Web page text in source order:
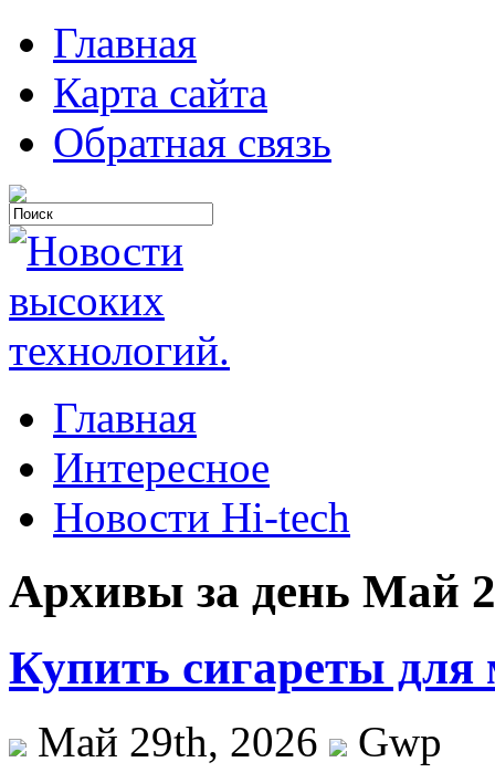
Главная
Карта сайта
Обратная связь
Главная
Интересное
Новости Hi-tech
Архивы за день Май
Купить сигареты для
Май 29th, 2026
Gwp